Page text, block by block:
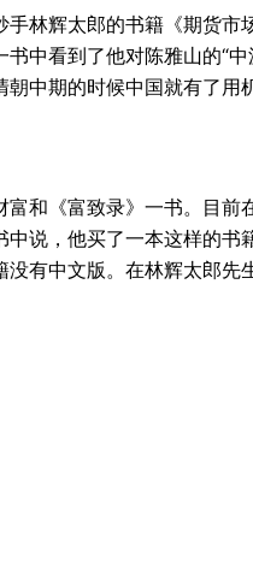
林辉太郎的书籍《期货市
中看到了他对陈雅山的“
中期的时候中国就有了用
和《富致录》一书。目前
说，他买了一本这样的书
有中文版。在林辉太郎先